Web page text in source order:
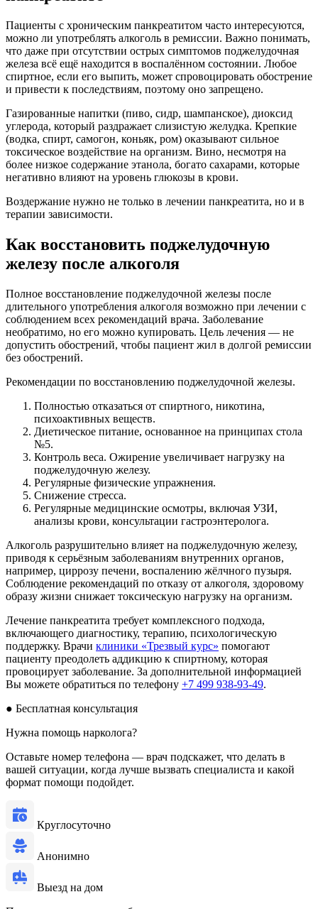
Пациенты с хроническим панкреатитом часто интересуются,
можно ли употреблять алкоголь в ремиссии. Важно понимать,
что даже при отсутствии острых симптомов поджелудочная
железа всё ещё находится в воспалённом состоянии. Любое
спиртное, если его выпить, может спровоцировать обострение
и привести к последствиям, поэтому оно запрещено.
Газированные напитки (пиво, сидр, шампанское), диоксид
углерода, который раздражает слизистую желудка. Крепкие
(водка, спирт, самогон, коньяк, ром) оказывают сильное
токсическое воздействие на организм. Вино, несмотря на
более низкое содержание этанола, богато сахарами, которые
негативно влияют на уровень глюкозы в крови.
Воздержание нужно не только в лечении панкреатита, но и в
терапии зависимости.
Как восстановить поджелудочную
железу после алкоголя
Полное восстановление поджелудочной железы после
длительного употребления алкоголя возможно при лечении с
соблюдением всех рекомендаций врача. Заболевание
необратимо, но его можно купировать. Цель лечения — не
допустить обострений, чтобы пациент жил в долгой ремиссии
без обострений.
Рекомендации по восстановлению поджелудочной железы.
Полностью отказаться от спиртного, никотина,
психоактивных веществ.
Диетическое питание, основанное на принципах стола
№5.
Контроль веса. Ожирение увеличивает нагрузку на
поджелудочную железу.
Регулярные физические упражнения.
Снижение стресса.
Регулярные медицинские осмотры, включая УЗИ,
анализы крови, консультации гастроэнтеролога.
Алкоголь разрушительно влияет на поджелудочную железу,
приводя к серьёзным заболеваниям внутренних органов,
например, циррозу печени, воспалению жёлчного пузыря.
Соблюдение рекомендаций по отказу от алкоголя, здоровому
образу жизни снижает токсическую нагрузку на организм.
Лечение панкреатита требует комплексного подхода,
включающего диагностику, терапию, психологическую
поддержку. Врачи клиники «Трезвый курс» помогают
пациенту преодолеть аддикцию к спиртному, которая
провоцирует заболевание. За дополнительной информацией
Вы можете обратиться по телефону +7 499 938-93-49.
● Бесплатная консультация
Нужна помощь нарколога?
Оставьте номер телефона — врач подскажет, что делать в
вашей ситуации, когда лучше вызвать специалиста и какой
формат помощи подойдет.
Круглосуточно
Анонимно
Выезд на дом